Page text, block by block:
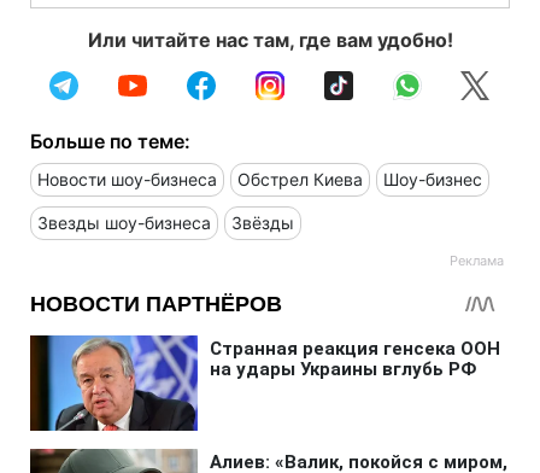
Или читайте нас там, где вам удобно!
Больше по теме:
Новости шоу-бизнеса Обстрел Киева Шоу-бизнес
Звезды шоу-бизнеса Звёзды